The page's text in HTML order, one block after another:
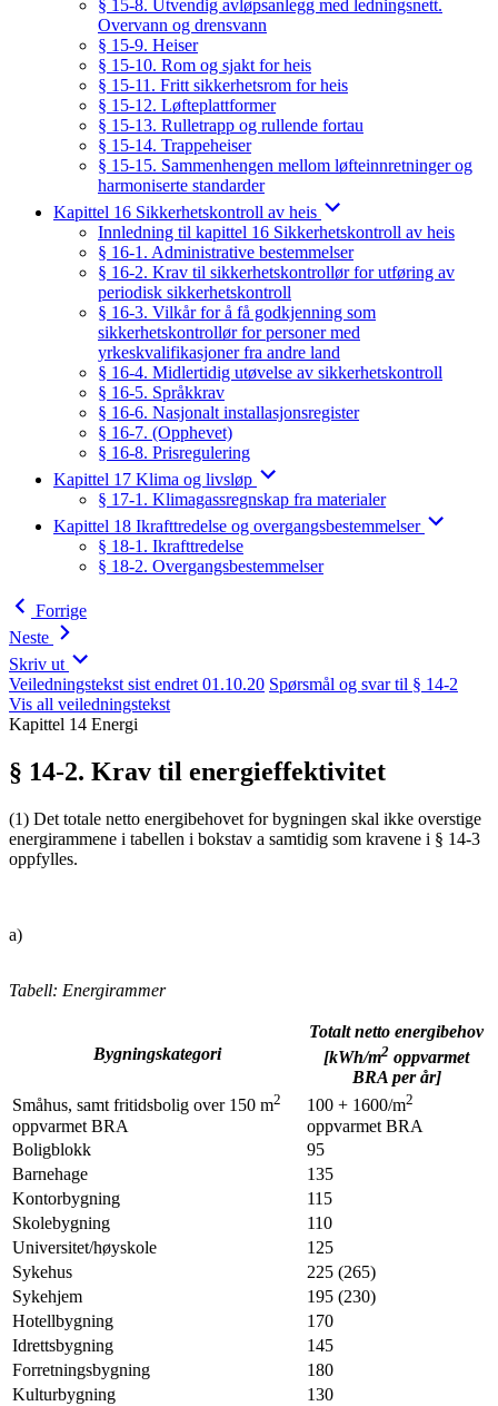
§ 15-8. Utvendig avløpsanlegg med ledningsnett.
Overvann og drensvann
§ 15-9. Heiser
§ 15-10. Rom og sjakt for heis
§ 15-11. Fritt sikkerhetsrom for heis
§ 15-12. Løfteplattformer
§ 15-13. Rulletrapp og rullende fortau
§ 15-14. Trappeheiser
§ 15-15. Sammenhengen mellom løfteinnretninger og
harmoniserte standarder
Kapittel 16 Sikkerhetskontroll av heis
Innledning til kapittel 16 Sikkerhetskontroll av heis
§ 16-1. Administrative bestemmelser
§ 16-2. Krav til sikkerhetskontrollør for utføring av
periodisk sikkerhetskontroll
§ 16-3. Vilkår for å få godkjenning som
sikkerhetskontrollør for personer med
yrkeskvalifikasjoner fra andre land
§ 16-4. Midlertidig utøvelse av sikkerhetskontroll
§ 16-5. Språkkrav
§ 16-6. Nasjonalt installasjonsregister
§ 16-7. (Opphevet)
§ 16-8. Prisregulering
Kapittel 17 Klima og livsløp
§ 17-1. Klimagassregnskap fra materialer
Kapittel 18 Ikrafttredelse og overgangsbestemmelser
§ 18-1. Ikrafttredelse
§ 18-2. Overgangsbestemmelser
Forrige
Neste
Skriv ut
Veiledningstekst sist endret 01.10.20 Spørsmål og svar til § 14-2
Vis all veiledningstekst
Kapittel 14 Energi
§ 14-2. Krav til energieffektivitet
(1) Det totale netto energibehovet for bygningen skal ikke overstige
energirammene i tabellen i bokstav a samtidig som kravene i § 14-3
oppfylles.
a)
Tabell: Energirammer
Bygningskategori
Totalt netto energibehov
[kWh/m2 oppvarmet
BRA per år]
Småhus, samt fritidsbolig over 150 m2
oppvarmet BRA
100 + 1600/m2
oppvarmet BRA
Boligblokk
95
Barnehage
135
Kontorbygning
115
Skolebygning
110
Universitet/høyskole
125
Sykehus
225 (265)
Sykehjem
195 (230)
Hotellbygning
170
Idrettsbygning
145
Forretningsbygning
180
Kulturbygning
130